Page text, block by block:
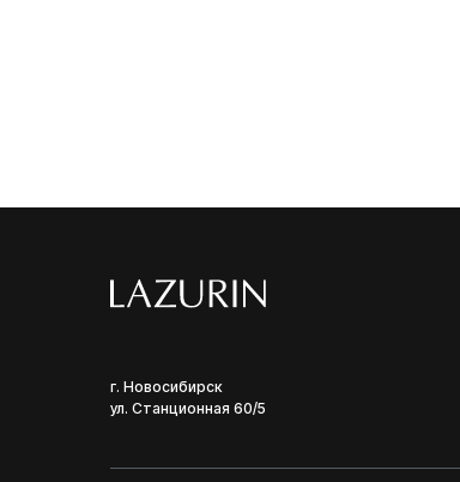
г. Новосибирск
ул. Станционная 60/5